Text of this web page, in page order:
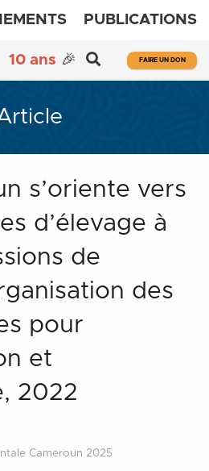
PUBLICATIONS
10 ans 🎉 FAIRE UN DON
s’oriente vers
d’élevage à
de
des
pour
et
2022
Cameroun 2025